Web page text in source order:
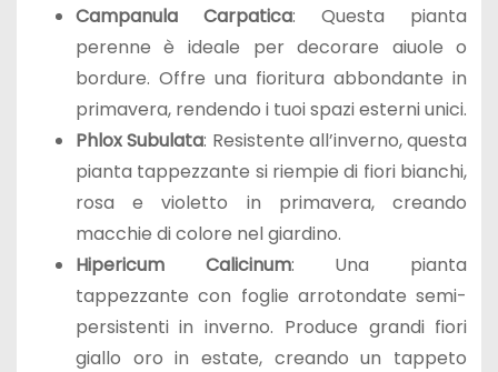
Campanula Carpatica: Questa pianta
perenne è ideale per decorare aiuole o
bordure. Offre una fioritura abbondante in
primavera, rendendo i tuoi spazi esterni unici.
Phlox Subulata: Resistente all’inverno, questa
pianta tappezzante si riempie di fiori bianchi,
rosa e violetto in primavera, creando
macchie di colore nel giardino.
Hipericum Calicinum: Una pianta
tappezzante con foglie arrotondate semi-
persistenti in inverno. Produce grandi fiori
giallo oro in estate, creando un tappeto